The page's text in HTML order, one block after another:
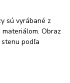
sú vyrábané z
Obraz
podľa